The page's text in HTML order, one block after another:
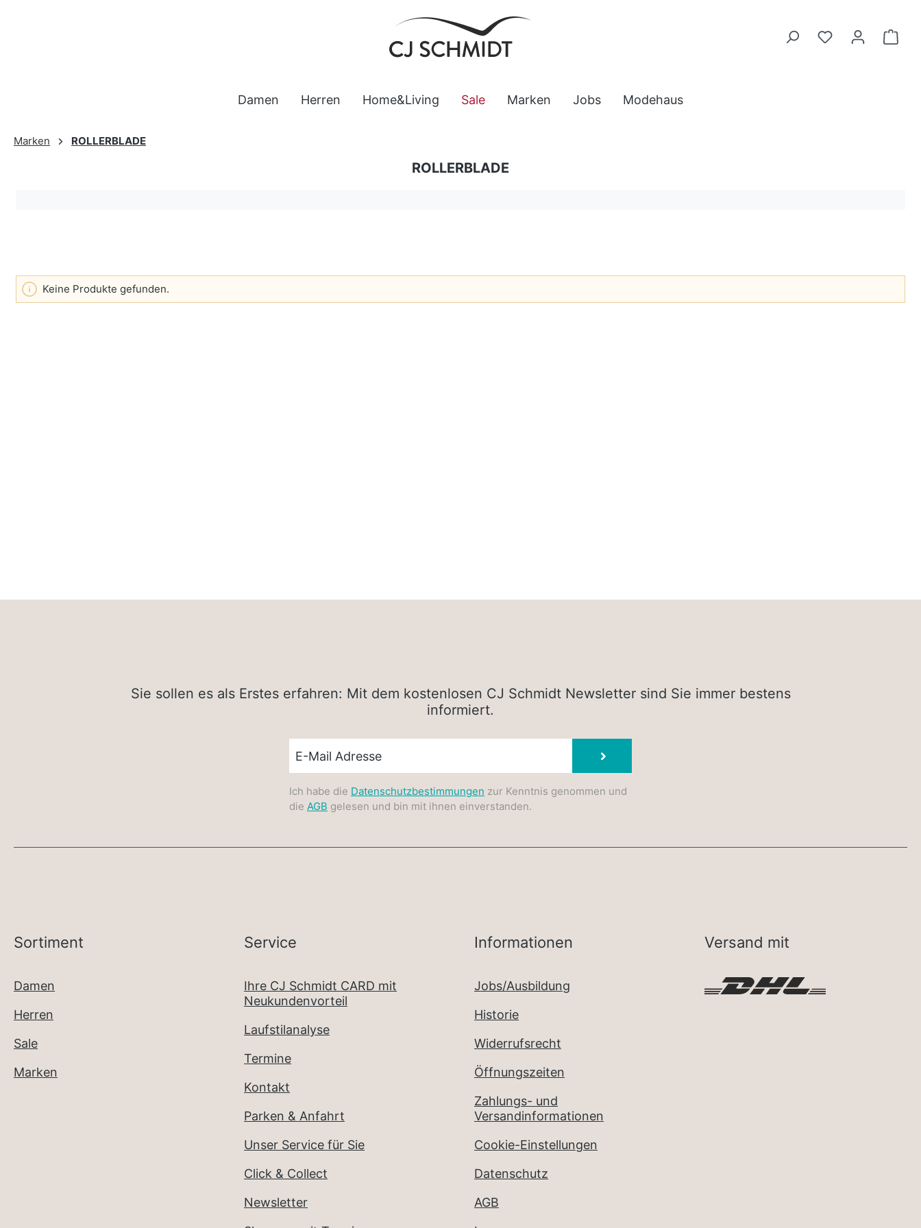
Damen Herren Home&Living Sale Marken Jobs Modehaus
Marken ROLLERBLADE
ROLLERBLADE
Keine Produkte gefunden.
Sie sollen es als Erstes erfahren: Mit dem kostenlosen CJ Schmidt Newsletter sind Sie immer bestens
informiert.
Ich habe die Datenschutzbestimmungen zur Kenntnis genommen und
die AGB gelesen und bin mit ihnen einverstanden.
Sortiment
Damen
Herren
Sale
Marken
Service
Ihre CJ Schmidt CARD mit
Neukundenvorteil
Laufstilanalyse
Termine
Kontakt
Parken & Anfahrt
Unser Service für Sie
Click & Collect
Newsletter
Informationen
Jobs/Ausbildung
Historie
Widerrufsrecht
Öffnungszeiten
Zahlungs- und
Versandinformationen
Cookie-Einstellungen
Datenschutz
AGB
Versand mit